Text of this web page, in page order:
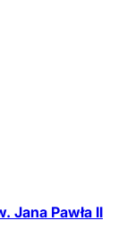
Jana Pawła II